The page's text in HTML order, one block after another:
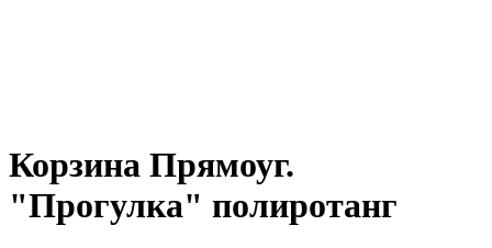
Корзина Прямоуг.
"Прогулка" полиротанг